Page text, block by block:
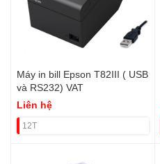
Máy in bill Epson T82III ( USB
và RS232) VAT
Liên hệ
12T